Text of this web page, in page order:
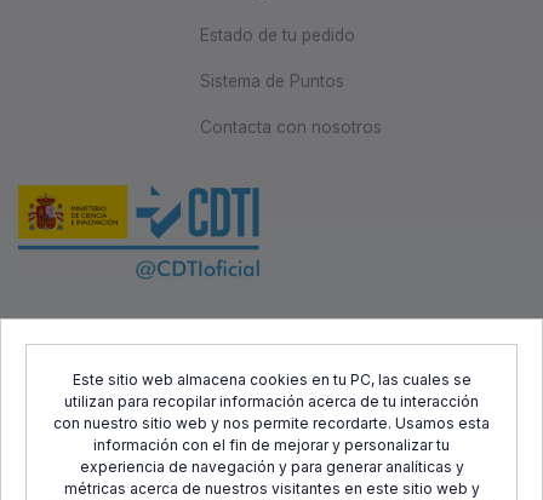
Este sitio web almacena cookies en tu PC, las cuales se
utilizan para recopilar información acerca de tu interacción
con nuestro sitio web y nos permite recordarte. Usamos esta
información con el fin de mejorar y personalizar tu
experiencia de navegación y para generar analíticas y
métricas acerca de nuestros visitantes en este sitio web y
Estado de tu pedido
Sistema de Puntos
Contacta con nosotros
Desarrollo Regional (FEDER) y el Centro para el Desarrollo
Tecnológico Industrial (CDTI), con el objetivo de promover el
desarrollo tecnológico, la innovación y una investigación de